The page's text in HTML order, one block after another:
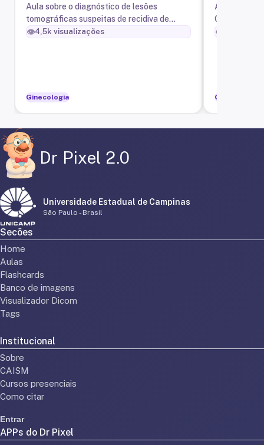
peritoneal de carcinoma de
ovário.
Aula sobre o diagnóstico de lesões
tomográficas suspeitas de recidiva de
carcinoma seroso do ovário e a biópsia por
👁️4,5k visualizações
Ginecologia
guiada
Autor: Prof.
Conteúdos
biopsy
👁️
Ginecologia
Dr Pixel 2.0
Universidade Estadual de Campinas
São Paulo - Brasil
Secões
Home
Aulas
Flashcards
Banco de imagens
Visualizador Dicom
Tags
Institucional
Sobre
CAISM
Cursos presenciais
Como citar
Entrar
APPs do Dr Pixel